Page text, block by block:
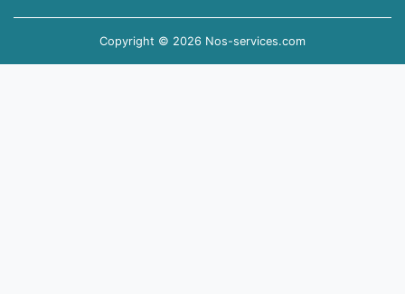
Copyright © 2026 Nos-services.com